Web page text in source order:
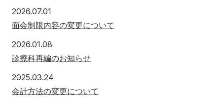
2026.07.01
面会制限内容の変更について
2026.01.08
診療科再編のお知らせ
2025.03.24
会計方法の変更について